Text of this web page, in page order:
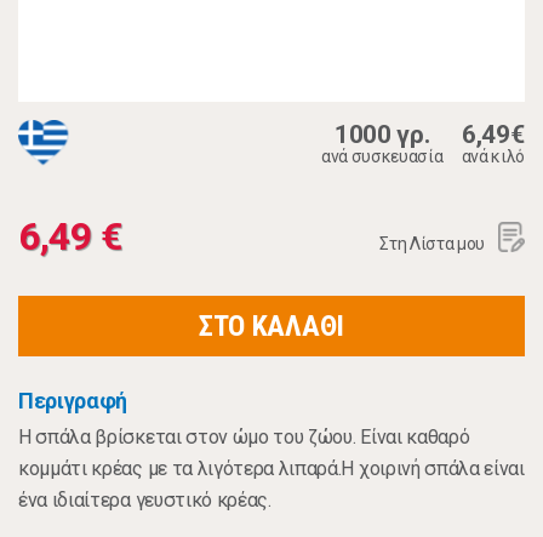
1000 γρ.
ανά συσκευασία
6,49€
ανά κιλό
6,49 € Στη Λίστα μου
ΣΤΟ ΚΑΛΑΘΙ
Περιγραφή
Η σπάλα βρίσκεται στον ώμο του ζώου. Είναι καθαρό
κομμάτι κρέας με τα λιγότερα λιπαρά.Η χοιρινή σπάλα είναι
ένα ιδιαίτερα γευστικό κρέας.